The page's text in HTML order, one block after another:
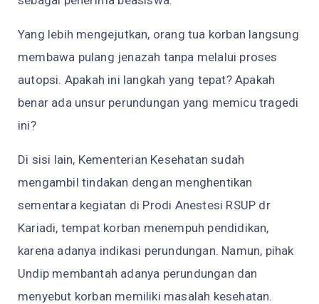
Yang lebih mengejutkan, orang tua korban langsung
membawa pulang jenazah tanpa melalui proses
autopsi. Apakah ini langkah yang tepat? Apakah
benar ada unsur perundungan yang memicu tragedi
ini?
Di sisi lain, Kementerian Kesehatan sudah
mengambil tindakan dengan menghentikan
sementara kegiatan di Prodi Anestesi RSUP dr
Kariadi, tempat korban menempuh pendidikan,
karena adanya indikasi perundungan. Namun, pihak
Undip membantah adanya perundungan dan
menyebut korban memiliki masalah kesehatan.